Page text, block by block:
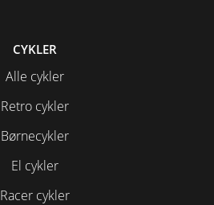
CYKLER
Alle cykler
Retro cykler
Børnecykler
El cykler
Racer cykler